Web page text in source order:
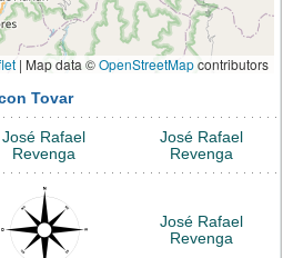
| Map data ©OpenStreetMapcontributors
Tovar
José Rafael
Revenga
José Rafael
Revenga
José Rafael
Revenga